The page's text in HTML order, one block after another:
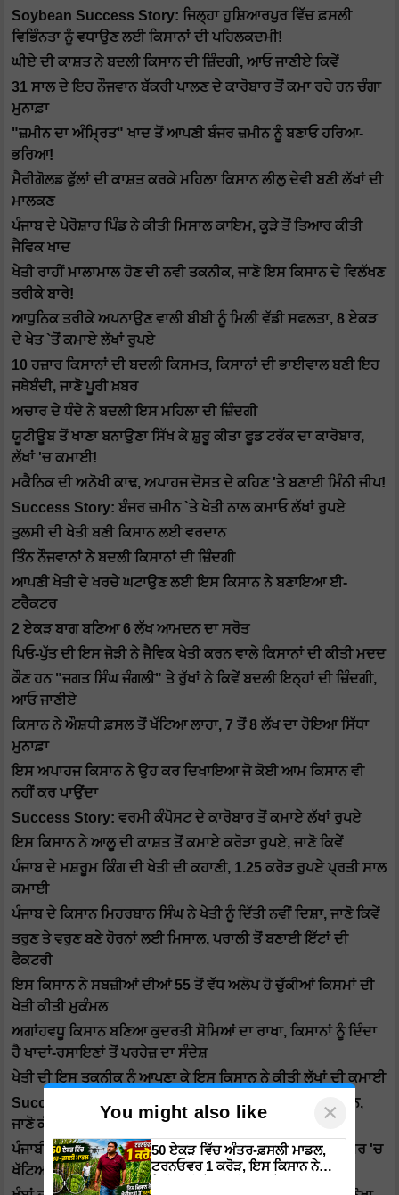
Soybean Success Story: ਜਿਲ੍ਹਾ ਹੁਸ਼ਿਆਰਪੁਰ ਵਿੱਚ ਫ਼ਸਲੀ
ਵਿਭਿੰਨਤਾ ਨੂੰ ਵਧਾਉਣ ਲਈ ਕਿਸਾਨਾਂ ਦੀ ਪਹਿਲਕਦਮੀ!
ਘੀਏ ਦੀ ਕਾਸ਼ਤ ਨੇ ਬਦਲੀ ਕਿਸਾਨ ਦੀ ਜ਼ਿੰਦਗੀ, ਆਓ ਜਾਣੀਏ ਕਿਵੇਂ
31 ਸਾਲ ਦੇ ਇਹ ਨੌਜਵਾਨ ਬੱਕਰੀ ਪਾਲਣ ਦੇ ਕਾਰੋਬਾਰ ਤੋਂ ਕਮਾ ਰਹੇ ਹਨ ਚੰਗਾ
ਮੁਨਾਫ਼ਾ
"ਜ਼ਮੀਨ ਦਾ ਅੰਮ੍ਰਿਤ" ਖਾਦ ਤੋਂ ਆਪਣੀ ਬੰਜਰ ਜ਼ਮੀਨ ਨੂੰ ਬਣਾਓ ਹਰਿਆ-
ਭਰਿਆ!
ਮੈਰੀਗੋਲਡ ਫੁੱਲਾਂ ਦੀ ਕਾਸ਼ਤ ਕਰਕੇ ਮਹਿਲਾ ਕਿਸਾਨ ਲੀਲੁ ਦੇਵੀ ਬਣੀ ਲੱਖਾਂ ਦੀ
ਮਾਲਕਣ
ਪੰਜਾਬ ਦੇ ਪੇਰੋਸ਼ਾਹ ਪਿੰਡ ਨੇ ਕੀਤੀ ਮਿਸਾਲ ਕਾਇਮ, ਕੂੜੇ ਤੋਂ ਤਿਆਰ ਕੀਤੀ
ਜੈਵਿਕ ਖਾਦ
ਖੇਤੀ ਰਾਹੀਂ ਮਾਲਾਮਾਲ ਹੋਣ ਦੀ ਨਵੀ ਤਕਨੀਕ, ਜਾਣੋ ਇਸ ਕਿਸਾਨ ਦੇ ਵਿਲੱਖਣ
ਤਰੀਕੇ ਬਾਰੇ!
ਆਧੁਨਿਕ ਤਰੀਕੇ ਅਪਨਾਉਣ ਵਾਲੀ ਬੀਬੀ ਨੂੰ ਮਿਲੀ ਵੱਡੀ ਸਫਲਤਾ, 8 ਏਕੜ
ਦੇ ਖੇਤ `ਤੋਂ ਕਮਾਏ ਲੱਖਾਂ ਰੁਪਏ
10 ਹਜ਼ਾਰ ਕਿਸਾਨਾਂ ਦੀ ਬਦਲੀ ਕਿਸਮਤ, ਕਿਸਾਨਾਂ ਦੀ ਭਾਈਵਾਲ ਬਣੀ ਇਹ
ਜਥੇਬੰਦੀ, ਜਾਣੋ ਪੂਰੀ ਖ਼ਬਰ
ਅਚਾਰ ਦੇ ਧੰਦੇ ਨੇ ਬਦਲੀ ਇਸ ਮਹਿਲਾ ਦੀ ਜ਼ਿੰਦਗੀ
ਯੂਟੀਊਬ ਤੋਂ ਖਾਣਾ ਬਨਾਉਣਾ ਸਿੱਖ ਕੇ ਸ਼ੁਰੂ ਕੀਤਾ ਫੂਡ ਟਰੱਕ ਦਾ ਕਾਰੋਬਾਰ,
ਲੱਖਾਂ 'ਚ ਕਮਾਈ!
ਮਕੈਨਿਕ ਦੀ ਅਨੋਖੀ ਕਾਢ, ਅਪਾਹਜ ਦੋਸਤ ਦੇ ਕਹਿਣ 'ਤੇ ਬਣਾਈ ਮਿੰਨੀ ਜੀਪ!
Success Story: ਬੰਜਰ ਜ਼ਮੀਨ `ਤੇ ਖੇਤੀ ਨਾਲ ਕਮਾਓ ਲੱਖਾਂ ਰੁਪਏ
ਤੁਲਸੀ ਦੀ ਖੇਤੀ ਬਣੀ ਕਿਸਾਨ ਲਈ ਵਰਦਾਨ
ਤਿੰਨ ਨੌਜਵਾਨਾਂ ਨੇ ਬਦਲੀ ਕਿਸਾਨਾਂ ਦੀ ਜ਼ਿੰਦਗੀ
ਆਪਣੀ ਖੇਤੀ ਦੇ ਖਰਚੇ ਘਟਾਉਣ ਲਈ ਇਸ ਕਿਸਾਨ ਨੇ ਬਣਾਇਆ ਈ-
ਟਰੈਕਟਰ
2 ਏਕੜ ਬਾਗ ਬਣਿਆ 6 ਲੱਖ ਆਮਦਨ ਦਾ ਸਰੋਤ
ਪਿਓ-ਪੁੱਤ ਦੀ ਇਸ ਜੋੜੀ ਨੇ ਜੈਵਿਕ ਖੇਤੀ ਕਰਨ ਵਾਲੇ ਕਿਸਾਨਾਂ ਦੀ ਕੀਤੀ ਮਦਦ
ਕੌਣ ਹਨ "ਜਗਤ ਸਿੰਘ ਜੰਗਲੀ" ਤੇ ਰੁੱਖਾਂ ਨੇ ਕਿਵੇਂ ਬਦਲੀ ਇਨ੍ਹਾਂ ਦੀ ਜ਼ਿੰਦਗੀ,
ਆਓ ਜਾਣੀਏ
ਕਿਸਾਨ ਨੇ ਔਸ਼ਧੀ ਫ਼ਸਲ ਤੋਂ ਖੱਟਿਆ ਲਾਹਾ, 7 ਤੋਂ 8 ਲੱਖ ਦਾ ਹੋਇਆ ਸਿੱਧਾ
ਮੁਨਾਫ਼ਾ
ਇਸ ਅਪਾਹਜ ਕਿਸਾਨ ਨੇ ਉਹ ਕਰ ਦਿਖਾਇਆ ਜੋ ਕੋਈ ਆਮ ਕਿਸਾਨ ਵੀ
ਨਹੀਂ ਕਰ ਪਾਉਂਦਾ
Success Story: ਵਰਮੀ ਕੰਪੋਸਟ ਦੇ ਕਾਰੋਬਾਰ ਤੋਂ ਕਮਾਏ ਲੱਖਾਂ ਰੁਪਏ
ਇਸ ਕਿਸਾਨ ਨੇ ਆਲੂ ਦੀ ਕਾਸ਼ਤ ਤੋਂ ਕਮਾਏ ਕਰੋੜਾ ਰੁਪਏ, ਜਾਣੋ ਕਿਵੇਂ
ਪੰਜਾਬ ਦੇ ਮਸ਼ਰੂਮ ਕਿੰਗ ਦੀ ਖੇਤੀ ਦੀ ਕਹਾਣੀ, 1.25 ਕਰੋੜ ਰੁਪਏ ਪ੍ਰਤੀ ਸਾਲ
ਕਮਾਈ
ਪੰਜਾਬ ਦੇ ਕਿਸਾਨ ਮਿਹਰਬਾਨ ਸਿੰਘ ਨੇ ਖੇਤੀ ਨੂੰ ਦਿੱਤੀ ਨਵੀਂ ਦਿਸ਼ਾ, ਜਾਣੋ ਕਿਵੇਂ
ਤਰੁਣ ਤੇ ਵਰੁਣ ਬਣੇ ਹੋਰਨਾਂ ਲਈ ਮਿਸਾਲ, ਪਰਾਲੀ ਤੋਂ ਬਣਾਈ ਇੱਟਾਂ ਦੀ
ਫੈਕਟਰੀ
ਇਸ ਕਿਸਾਨ ਨੇ ਸਬਜ਼ੀਆਂ ਦੀਆਂ 55 ਤੋਂ ਵੱਧ ਅਲੋਪ ਹੋ ਚੁੱਕੀਆਂ ਕਿਸਮਾਂ ਦੀ
ਖੇਤੀ ਕੀਤੀ ਮੁਕੰਮਲ
ਅਗਾਂਹਵਧੂ ਕਿਸਾਨ ਬਣਿਆ ਕੁਦਰਤੀ ਸੋਮਿਆਂ ਦਾ ਰਾਖਾ, ਕਿਸਾਨਾਂ ਨੂੰ ਦਿੰਦਾ
ਹੈ ਖਾਦਾਂ-ਰਸਾਇਣਾਂ ਤੋਂ ਪਰਹੇਜ਼ ਦਾ ਸੰਦੇਸ਼
ਖੇਤੀ ਦੀ ਇਸ ਤਕਨੀਕ ਨੂੰ ਆਪਣਾ ਕੇ ਇਸ ਕਿਸਾਨ ਨੇ ਕੀਤੀ ਲੱਖਾਂ ਦੀ ਕਮਾਈ
Success Story: ਬੇਬੀ ਕੌਰਨ ਦੇ ਰਾਜਾ ਬਣੇ ਕੰਵਲ ਪਾਲ ਸਿੰਘ ਚੌਹਾਨ,
ਜਾਣੋ ਕੰਵਲ ਦੀ ਕਾਮਯਾਬੀ ਦੀ ਕਹਾਣੀ
ਪੰਜਾਬੀ ਮਹਿਲਾ ਕਮਲਜੀਤ ਕੌਰ ਦੀ ਸੰਘਰਸ਼ ਭਰੀ ਕਹਾਣੀ, 50 ਦੀ ਉਮਰ 'ਚ
ਖੱਟਿਆ ਨਾਮਣਾ
You might also like ×
50 ਏਕੜ ਵਿੱਚ ਅੰਤਰ-ਫ਼ਸਲੀ ਮਾਡਲ,
ਟਰਨਓਵਰ 1 ਕਰੋੜ, ਇਸ ਕਿਸਾਨ ਨੇ